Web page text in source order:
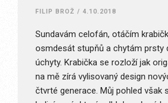
FILIP BROŽ / 4.10.2018
Sundavám celofán, otáčím
osmdesát stupňů a chytám prsty
úchyty. Krabička se rozloží jak
na mě zírá vylisovaný design
čtvrté generace. Můj pohled však